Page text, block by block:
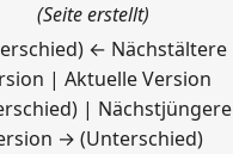
(Seite erstellt)
← Nächstältere
| Aktuelle Version
| Nächstjüngere
→ (Unterschied)